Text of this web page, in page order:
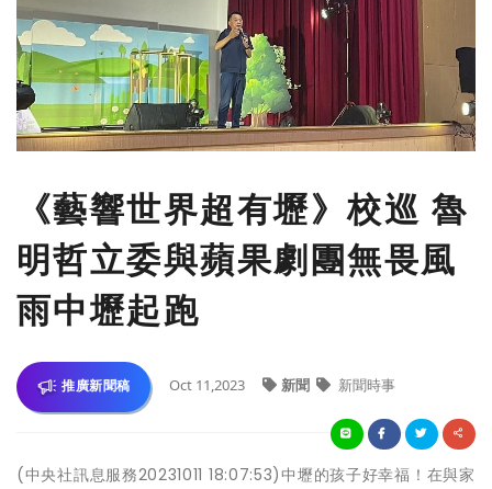
刊登
《藝響世界超有壢》校巡 魯
明哲立委與蘋果劇團無畏風
雨中壢起跑
推廣新聞稿 Oct 11,2023 新聞 新聞時事
(中央社訊息服務20231011 18:07:53)中壢的孩子好幸福！在與家